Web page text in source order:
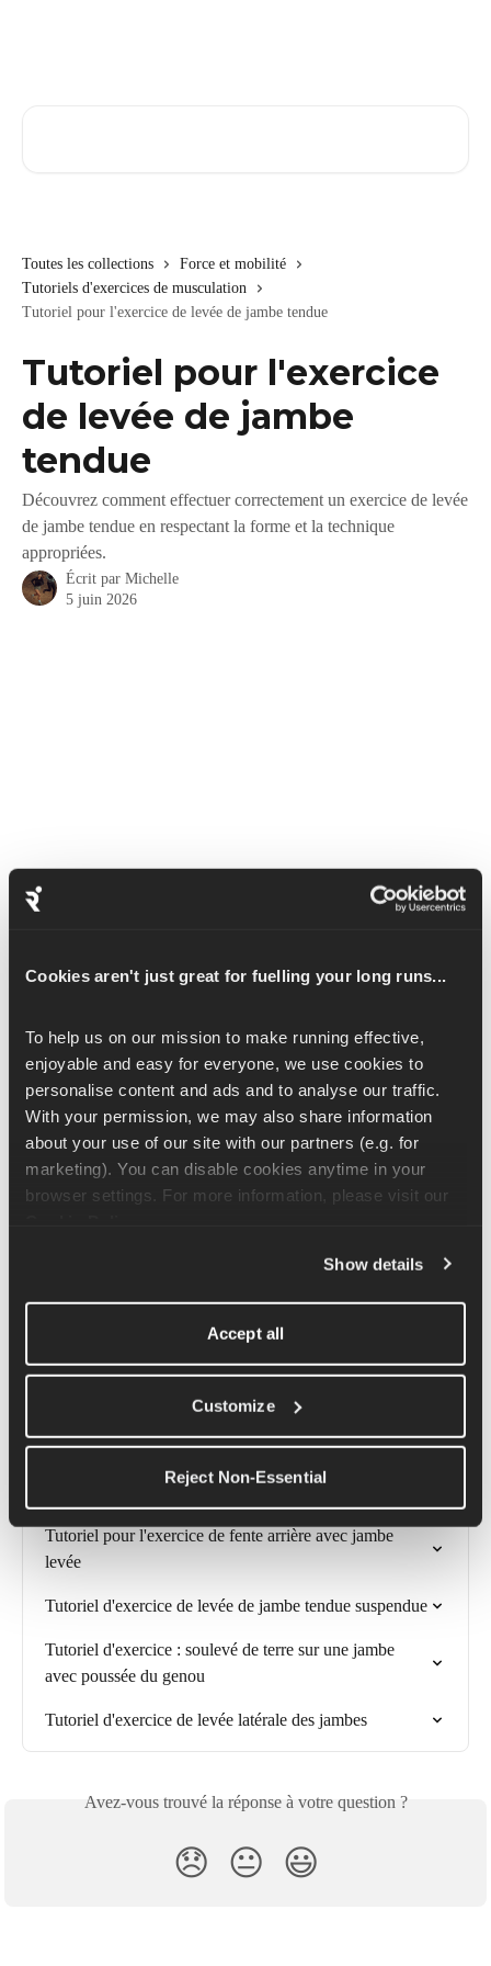
Cookies aren't just great for fuelling your long runs...
To help us on our mission to make running effective,
enjoyable and easy for everyone, we use cookies to
personalise content and ads and to analyse our traffic.
With your permission, we may also share information
about your use of our site with our partners (e.g. for
marketing). You can disable cookies anytime in your
Show details
Accept all
Customize
Reject Non-Essential
Toutes les collections
Force et mobilité
Tutoriels d'exercices de musculation
Tutoriel pour l'exercice de levée de jambe tendue
Tutoriel pour l'exercice
de levée de jambe
tendue
Découvrez comment effectuer correctement un exercice de levée
de jambe tendue en respectant la forme et la technique
appropriées.
Écrit par Michelle
5 juin 2026
abdominaux et améliore la souplesse des ischio-jambiers.
sur le dos, la tête appuyée contre le sol. Veuillez placer vos
mains sous vos fessiers afin de soutenir la courbure naturelle de
la colonne vertébrale. Tout en contractant vos abdominaux,
soulevez vos jambes du sol en les gardant aussi droites que
possible. Continuez à les soulever jusqu'à ce que vous sentiez
vos fessiers commencer à décoller du sol, ce qui vous
Si vous souhaitez faciliter le mouvement, vous pouvez fléchir
vous souffrez de douleurs dans le bas du dos.
Articles connexes
Tutoriel d'exercice de soulevé de terre jambes tendues
Tutoriel pour l'exercice de fente arrière avec jambe
levée
Tutoriel d'exercice de levée de jambe tendue suspendue
Tutoriel d'exercice : soulevé de terre sur une jambe
avec poussée du genou
Tutoriel d'exercice de levée latérale des jambes
Avez-vous trouvé la réponse à votre question ?
😞 😐 😃